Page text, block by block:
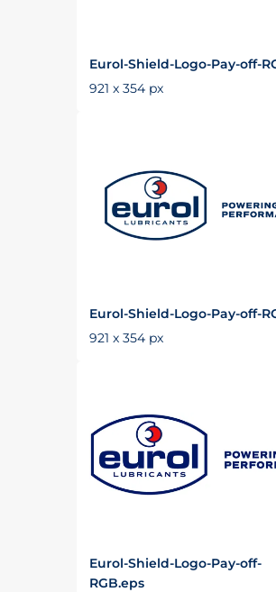
Eurol-Shield-Logo-Pay-off-
921 x 354 px
Eurol-Shield-Logo-Pay-off-
921 x 354 px
Eurol-Shield-Logo-Pay-off-
RGB.eps